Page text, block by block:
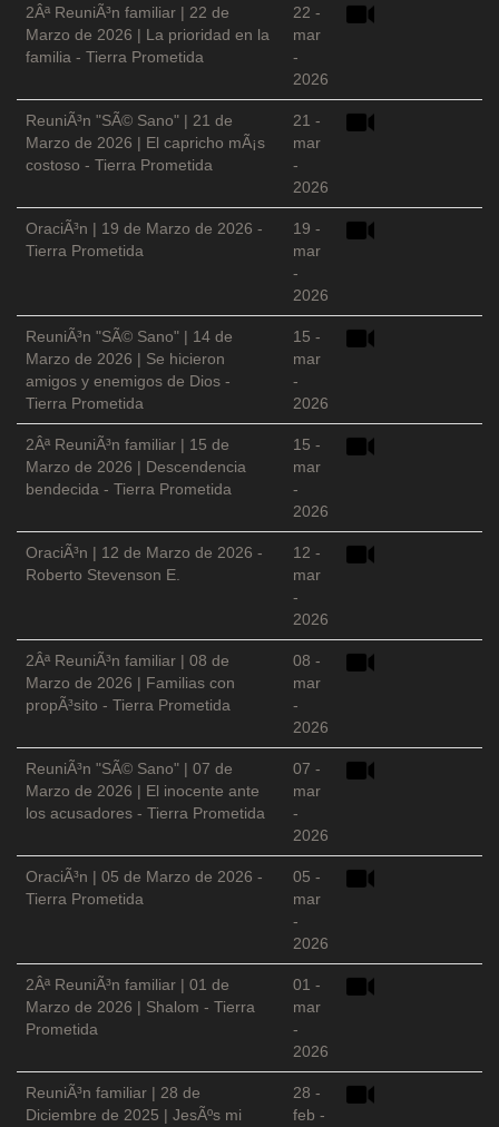
2Âª ReuniÃ³n familiar | 22 de
Marzo de 2026 | La prioridad en la
familia - Tierra Prometida
22 -
mar
-
2026
ReuniÃ³n "SÃ© Sano" | 21 de
Marzo de 2026 | El capricho mÃ¡s
costoso - Tierra Prometida
21 -
mar
-
2026
OraciÃ³n | 19 de Marzo de 2026 -
Tierra Prometida
19 -
mar
-
2026
ReuniÃ³n "SÃ© Sano" | 14 de
Marzo de 2026 | Se hicieron
amigos y enemigos de Dios -
Tierra Prometida
15 -
mar
-
2026
2Âª ReuniÃ³n familiar | 15 de
Marzo de 2026 | Descendencia
bendecida - Tierra Prometida
15 -
mar
-
2026
OraciÃ³n | 12 de Marzo de 2026 -
Roberto Stevenson E.
12 -
mar
-
2026
2Âª ReuniÃ³n familiar | 08 de
Marzo de 2026 | Familias con
propÃ³sito - Tierra Prometida
08 -
mar
-
2026
ReuniÃ³n "SÃ© Sano" | 07 de
Marzo de 2026 | El inocente ante
los acusadores - Tierra Prometida
07 -
mar
-
2026
OraciÃ³n | 05 de Marzo de 2026 -
Tierra Prometida
05 -
mar
-
2026
2Âª ReuniÃ³n familiar | 01 de
Marzo de 2026 | Shalom - Tierra
Prometida
01 -
mar
-
2026
ReuniÃ³n familiar | 28 de
Diciembre de 2025 | JesÃºs mi
28 -
feb -